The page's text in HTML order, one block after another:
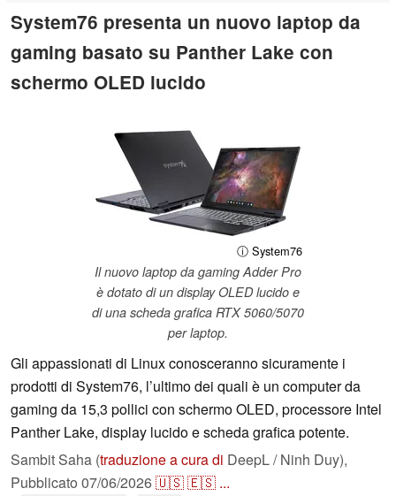
System76 presenta un nuovo laptop da
gaming basato su Panther Lake con
schermo OLED lucido
ⓘ System76
Il nuovo laptop da gaming Adder Pro
è dotato di un display OLED lucido e
di una scheda grafica RTX 5060/5070
per laptop.
Gli appassionati di Linux conosceranno sicuramente i
prodotti di System76, l’ultimo dei quali è un computer da
gaming da 15,3 pollici con schermo OLED, processore Intel
Panther Lake, display lucido e scheda grafica potente.
Sambit Saha (traduzione a cura di DeepL / Ninh Duy),
Pubblicato 07/06/2026🇺🇸🇪🇸 ...